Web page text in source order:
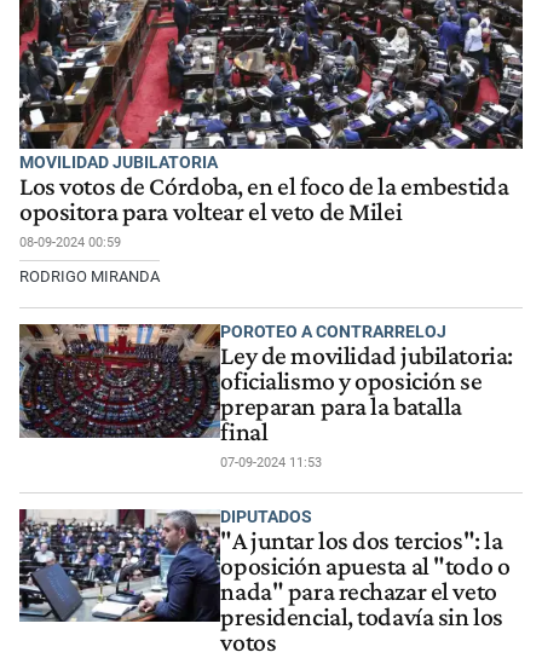
MOVILIDAD JUBILATORIA
Los votos de Córdoba, en el foco de la embestida
opositora para voltear el veto de Milei
08-09-2024 00:59
RODRIGO MIRANDA
POROTEO A CONTRARRELOJ
Ley de movilidad jubilatoria:
oficialismo y oposición se
preparan para la batalla
final
07-09-2024 11:53
DIPUTADOS
"A juntar los dos tercios": la
oposición apuesta al "todo o
nada" para rechazar el veto
presidencial, todavía sin los
votos